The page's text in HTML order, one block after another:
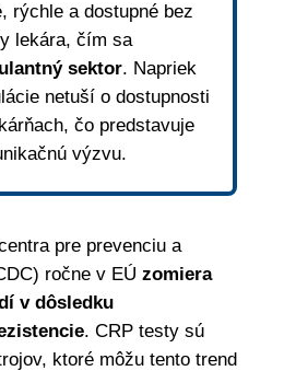
rýchle a dostupné bez
lekára, čím sa
sektor. Napriek
netuší o dostupnosti
čo predstavuje
výzvu.
pre prevenciu a
ročne v EÚ zomiera
v dôsledku
. CRP testy sú
ktoré môžu tento trend